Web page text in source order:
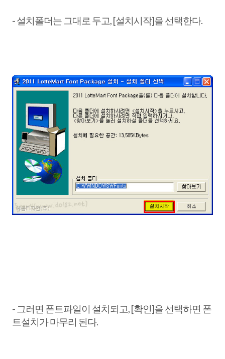
- 설치폴더는 그대로 두고, [설치시작]을 선택한다.
- 그러면 폰트파일이 설치되고, [확인]을 선택하면 폰
트설치가 마무리 된다.